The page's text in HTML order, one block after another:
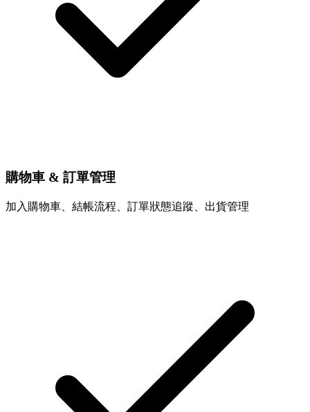
購物車 & 訂單管理
加入購物車、結帳流程、訂單狀態追蹤、出貨管理